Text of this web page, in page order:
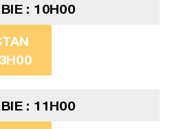
: 10H00
: 11H00